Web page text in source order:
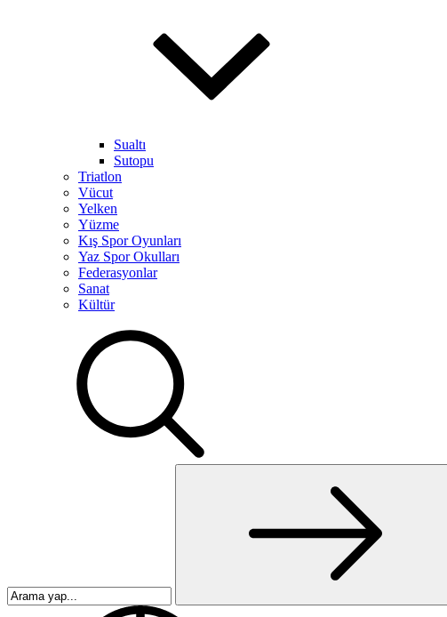
Sualtı
Sutopu
Triatlon
Vücut
Yelken
Yüzme
Kış Spor Oyunları
Yaz Spor Okulları
Federasyonlar
Sanat
Kültür